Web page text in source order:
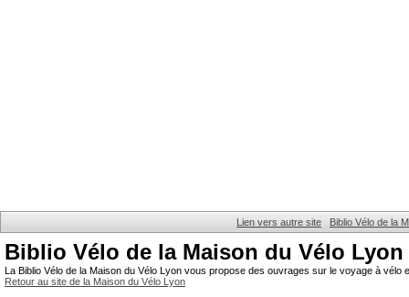
Lien vers autre site Biblio Vélo de la
Biblio Vélo de la Maison du Vélo Lyon
La Biblio Vélo de la Maison du Vélo Lyon vous propose des ouvrages sur le voyage à
Retour au site de la Maison du Vélo Lyon